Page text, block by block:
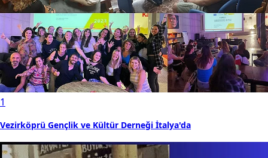
1
Vezirköprü Gençlik ve Kültür Derneği İtalya'da